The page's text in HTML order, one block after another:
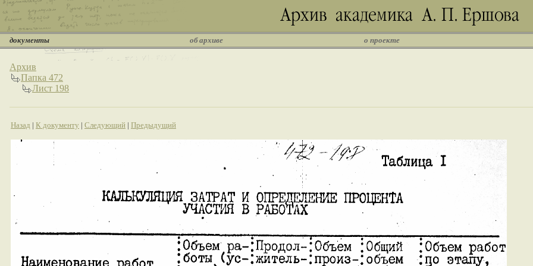
документы об архиве о проекте
Архив
Папка 472
Лист 198
Назад | К документу | Следующий | Предыдущий